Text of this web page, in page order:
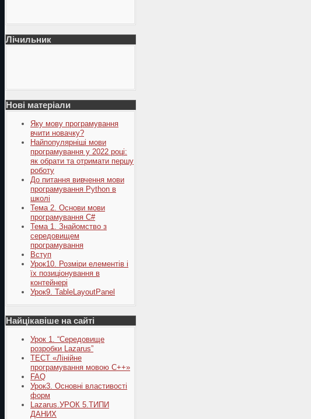
Лічильник
Нові матеріали
Яку мову програмування
вчити новачку?
Найпопулярніші мови
програмування у 2022 році:
як обрати та отримати першу
роботу
До питання вивчення мови
програмування Python в
школі
Тема 2. Основи мови
програмування C#
Тема 1. Знайомство з
середовищем
програмування
Вступ
Урок10. Розміри елементів і
їх позиціонування в
контейнері
Урок9. TableLayoutPanel
Найцікавіше на сайті
Урок 1. “Середовище
розробки Lazarus”
ТЕСТ «Лінійне
програмування мовою С++»
FAQ
Урок3. Основні властивості
форм
Lazarus.УРОК 5.ТИПИ
ДАНИХ